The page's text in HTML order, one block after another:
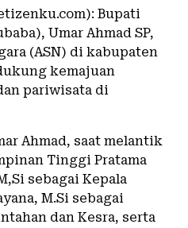
Bupati
Umar Ahmad SP,
(ASN) di kabupaten
kemajuan
pariwisata di
Ahmad, saat melantik
Tinggi Pratama
sebagai Kepala
M.Si sebagai
dan Kesra, serta